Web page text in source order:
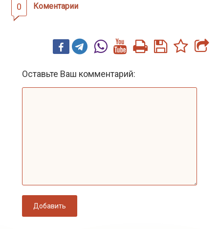
0 Коментарии
Оставьте Ваш комментарий:
Добавить